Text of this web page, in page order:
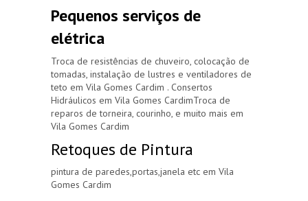
Pequenos serviços de
elétrica
Troca de resistências de chuveiro, colocação de
tomadas, instalação de lustres e ventiladores de
teto em Vila Gomes Cardim . Consertos
Hidráulicos em Vila Gomes CardimTroca de
reparos de torneira, courinho, e muito mais em
Vila Gomes Cardim
Retoques de Pintura
pintura de paredes,portas,janela etc em Vila
Gomes Cardim